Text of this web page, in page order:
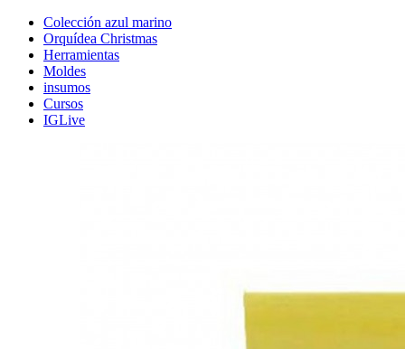
Colección azul marino
Orquídea Christmas
Herramientas
Moldes
insumos
Cursos
IGLive